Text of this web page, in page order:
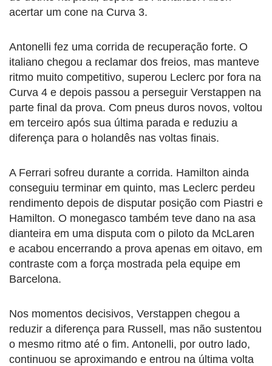
acertar um cone na Curva 3.
Antonelli fez uma corrida de recuperação forte. O
italiano chegou a reclamar dos freios, mas manteve
ritmo muito competitivo, superou Leclerc por fora na
Curva 4 e depois passou a perseguir Verstappen na
parte final da prova. Com pneus duros novos, voltou
em terceiro após sua última parada e reduziu a
diferença para o holandês nas voltas finais.
A Ferrari sofreu durante a corrida. Hamilton ainda
conseguiu terminar em quinto, mas Leclerc perdeu
rendimento depois de disputar posição com Piastri e
Hamilton. O monegasco também teve dano na asa
dianteira em uma disputa com o piloto da McLaren
e acabou encerrando a prova apenas em oitavo, em
contraste com a força mostrada pela equipe em
Barcelona.
Nos momentos decisivos, Verstappen chegou a
reduzir a diferença para Russell, mas não sustentou
o mesmo ritmo até o fim. Antonelli, por outro lado,
continuou se aproximando e entrou na última volta